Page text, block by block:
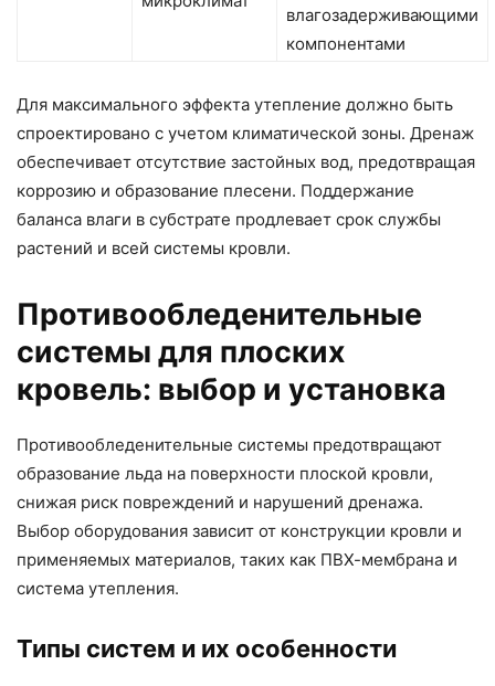
влагозадерживающими
компонентами
Для максимального эффекта утепление должно быть
спроектировано с учетом климатической зоны. Дренаж
обеспечивает отсутствие застойных вод, предотвращая
коррозию и образование плесени. Поддержание
баланса влаги в субстрате продлевает срок службы
растений и всей системы кровли.
Противообледенительные
системы для плоских
кровель: выбор и установка
Противообледенительные системы предотвращают
образование льда на поверхности плоской кровли,
снижая риск повреждений и нарушений дренажа.
Выбор оборудования зависит от конструкции кровли и
применяемых материалов, таких как ПВХ-мембрана и
система утепления.
Типы систем и их особенности